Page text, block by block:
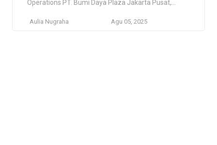
Operations PT. Bumi Daya Plaza Jakarta Pusat,
Jakarta Pusat, Daerah Khusus Ibukota Jakarta, ID
Aulia Nugraha Agu 05, 2025